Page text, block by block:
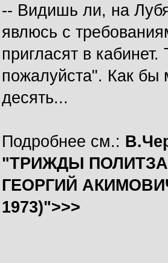
-- Видишь ли, на
явлюсь с
пригласят в
пожалуйста". Как бы
десять...
Подробнее см.:
"ТРИЖДЫ
ГЕОРГИЙ
1973)">>>